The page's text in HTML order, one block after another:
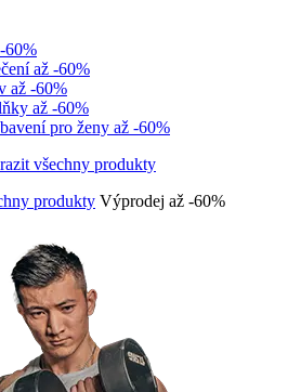
60%
až -60%
až -60%
až -60%
pro ženy až -60%
produkty Výprodej až -60%